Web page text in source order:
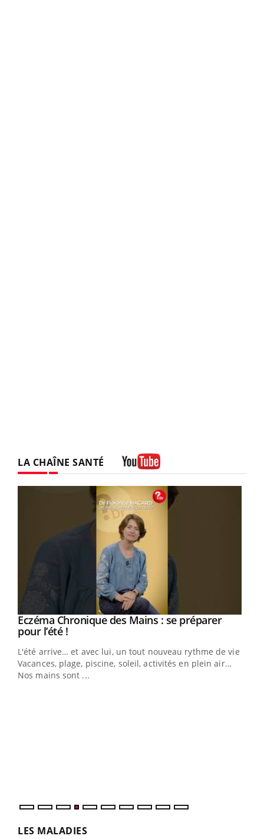
LA CHAÎNE SANTÉ
Youtube
Eczéma Chronique des Mains : se préparer
pour l’été !Youtube
L'été arrive… et avec lui, un tout nouveau rythme de vie !
Vacances, plage, piscine, soleil, activités en plein air…
Nos mains sont ...
LES MALADIES